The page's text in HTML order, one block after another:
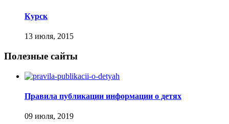
Курск
Полезные сайты
Правила публикации информации о детях